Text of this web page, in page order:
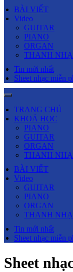
BÀI VIẾT
Video
GUITAR
PIANO
ORGAN
THANH
Tin mới nhất
Sheet nhạc miễn
TRANG CHỦ
KHOÁ HỌC
PIANO
GUITAR
ORGAN
THANH
BÀI VIẾT
Video
GUITAR
PIANO
ORGAN
THANH
Tin mới nhất
Sheet nhạc miễn
Sheet